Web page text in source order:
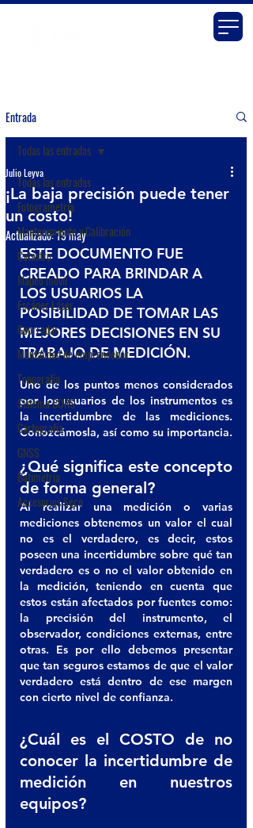
Entrada
Todas las entradas
Fotogrametría
Mantenimiento y Calibración
Catastro
Mapeo móvil
Escáner Láser
Georradar
Mentalidad de emprendedor
Topografía
Sistema CORS
Cartografía
GNSS
Batimetría
Accesorios Seco
Todas las entradas
¡La baja precisión puede tener
un costo!
Julio Leyva
Actualizado:19 may
ESTE DOCUMENTO FUE
CREADO PARA BRINDAR A
LOS USUARIOS LA
POSIBILIDAD DE TOMAR LAS
MEJORES DECISIONES EN SU
TRABAJO DE MEDICIÓN.
Uno de los puntos menos considerados
por los usuarios de los instrumentos es
la incertidumbre de las mediciones.
¿Qué significa este concepto
de forma general?
Al realizar una medición o varias
mediciones obtenemos un valor el cual
no es el verdadero, es decir, estos
poseen una incertidumbre sobre qué tan
verdadero es o no el valor obtenido en
la medición, teniendo en cuenta que
estos están afectados por fuentes como:
la precisión del instrumento, el
observador, condiciones externas, entre
otras. Es por ello debemos presentar
que tan seguros estamos de que el valor
verdadero está dentro de ese margen
con cierto nivel de confianza.
¿Cuál es el COSTO de no
conocer la incertidumbre de
medición en nuestros
equipos?